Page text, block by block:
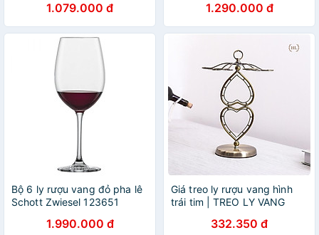
1.079.000 đ
680ml Hàng chính hãng
1.290.000 đ
Bộ 6 ly rượu vang đỏ pha lê
Schott Zwiesel 123651
hàng chính hãng
1.990.000 đ
Giá treo ly rượu vang hình
trái tim | TREO LY VANG
332.350 đ